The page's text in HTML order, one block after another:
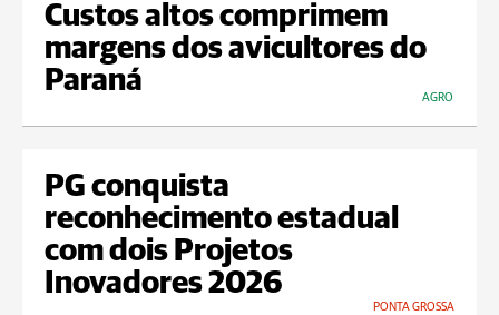
Custos altos comprimem
margens dos avicultores do
Paraná
AGRO
PG conquista
reconhecimento estadual
com dois Projetos
Inovadores 2026
PONTA GROSSA